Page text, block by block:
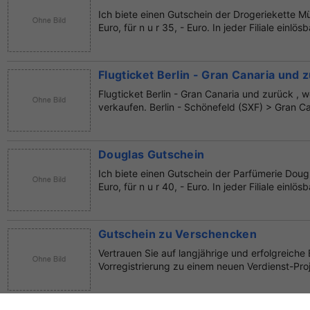
Ich biete einen Gutschein der Drogeriekette
Euro, für n u r 35, - Euro. In jeder Filiale
Flugticket Berlin - Gran Canaria und
Flugticket Berlin - Gran Canaria und zurück ,
verkaufen. Berlin - Schönefeld (SXF) > Gran
Douglas Gutschein
Ich biete einen Gutschein der Parfümerie
Euro, für n u r 40, - Euro. In jeder Filiale
Gutschein zu Verschencken
Vertrauen Sie auf langjährige und erfolgreiche
Vorregistrierung zu einem neuen Verdienst-